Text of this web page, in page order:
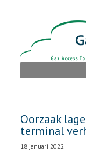
Oorzaak
terminal
18 januari 2022